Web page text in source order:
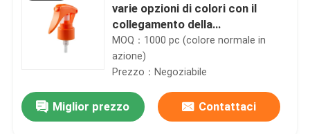
varie opzioni di colori con il
collegamento della
metropolitana
MOQ：1000 pc (colore normale in
azione)
Prezzo：Negoziabile
Miglior prezzo Contattaci